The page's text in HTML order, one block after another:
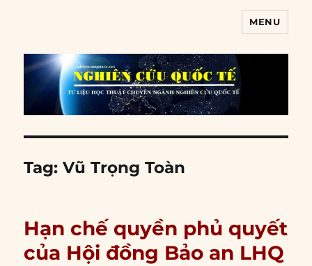
MENU
Tag:Vũ Trọng Toàn
Hạn chế quyền phủ quyết
của Hội đồng Bảo an LHQ